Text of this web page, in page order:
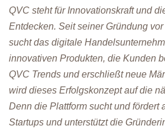
QVC steht für Innovationskraft und
Entdecken. Seit seiner Gründung
sucht das digitale
innovativen Produkten, die Kunden
QVC Trends und erschließt neue
wird dieses Erfolgskonzept auf die
Denn die Plattform sucht und fördert
Startups und unterstützt die